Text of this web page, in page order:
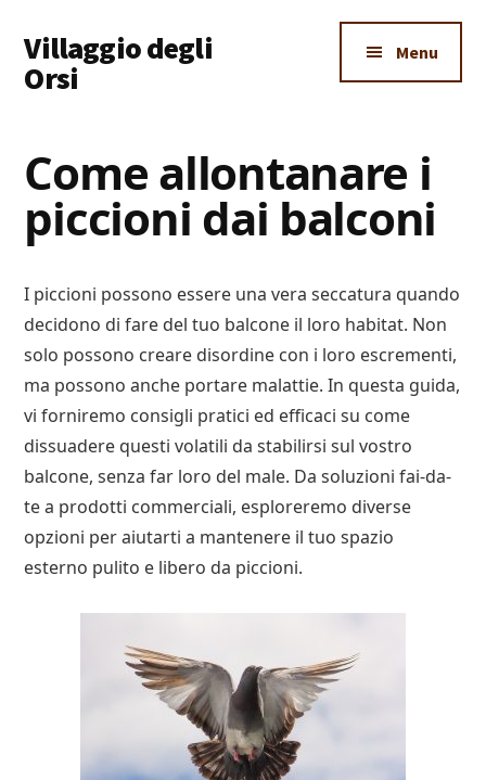
main
content
primary
sidebar
footer
menu
Villaggio degli
Orsi
Dove
Imparare
Tutto
Menu
Come allontanare i
piccioni dai balconi
I piccioni possono essere una vera seccatura quando
decidono di fare del tuo balcone il loro habitat. Non
solo possono creare disordine con i loro escrementi,
ma possono anche portare malattie. In questa guida,
vi forniremo consigli pratici ed efficaci su come
dissuadere questi volatili da stabilirsi sul vostro
balcone, senza far loro del male. Da soluzioni fai-da-
te a prodotti commerciali, esploreremo diverse
opzioni per aiutarti a mantenere il tuo spazio
esterno pulito e libero da piccioni.